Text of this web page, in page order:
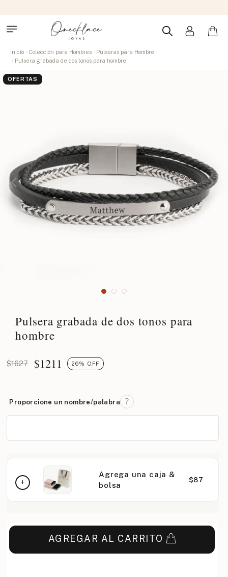
Inicio Colección para Hombres
Pulseras para Hombre
Pulsera grabada de dos tonos para hombre
OFERTAS
Pulsera grabada de dos tonos para
hombre
$1627 $1211 26% OFF
Proporcione un nombre/palabra
Agrega una caja &
bolsa
$87
AGREGAR AL CARRITO